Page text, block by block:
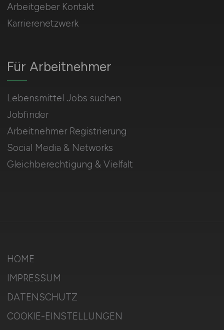
Für Arbeitnehmer
Lebensmittel Jobs suchen
Jobfinder
Arbeitnehmer Registrierung
Social Media & Networks
Gleichberechtigung & Vielfalt
Arbeitgeber Kontakt
Karrierenetzwerk
HOME
IMPRESSUM
DATENSCHUTZ
COOKIE-EINSTELLUNGEN